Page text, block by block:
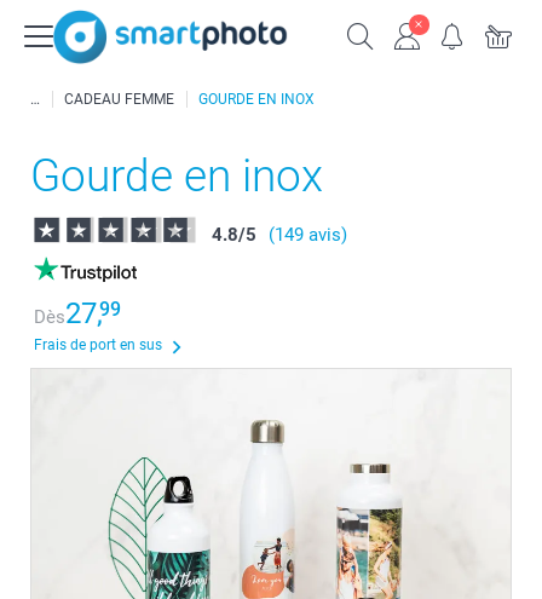
CADEAU FEMME GOURDE EN INOX
Gourde en inox
4.8/5 (149 avis)
Dès27,99
Frais de port en sus